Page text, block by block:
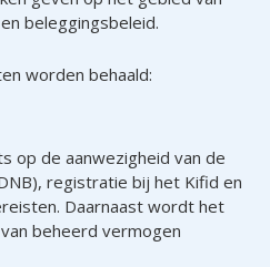
beleggingsbeleid.
worden behaald:
op de aanwezigheid van de
registratie bij het Kifid en
Daarnaast wordt het
beheerd vermogen